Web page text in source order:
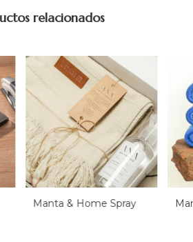
relacionados
Manta & Home Spray